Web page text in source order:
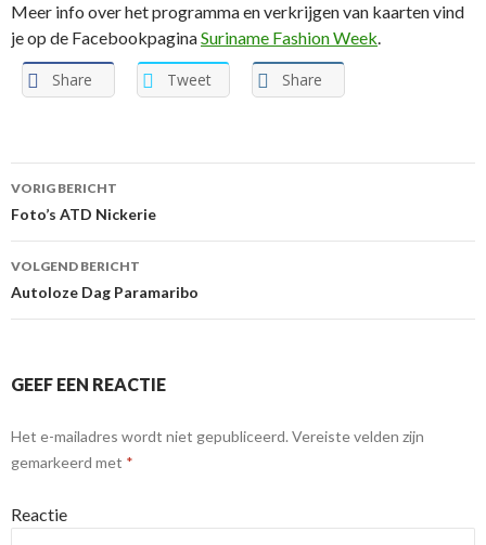
Meer info over het programma en verkrijgen van kaarten vind
je op de FacebookpaginaSuriname Fashion Week.
Share Tweet Share
Berichtnavigatie
VORIG BERICHT
Foto’s ATD Nickerie
VOLGEND BERICHT
Autoloze Dag Paramaribo
GEEF EEN REACTIE
Het e-mailadres wordt niet gepubliceerd. Vereiste velden zijn
gemarkeerd met *
Reactie